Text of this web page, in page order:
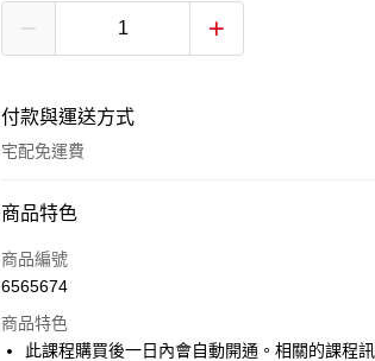
付款與運送方式
宅配免運費
付款方式
信用卡一次付款
Apple Pay
商品特色
商品編號
6565674
商品特色
此課程購買後一日內會自動開通。相關的課程